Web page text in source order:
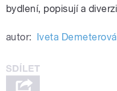
bydlení, popisují a
autor: Iveta Demeterová